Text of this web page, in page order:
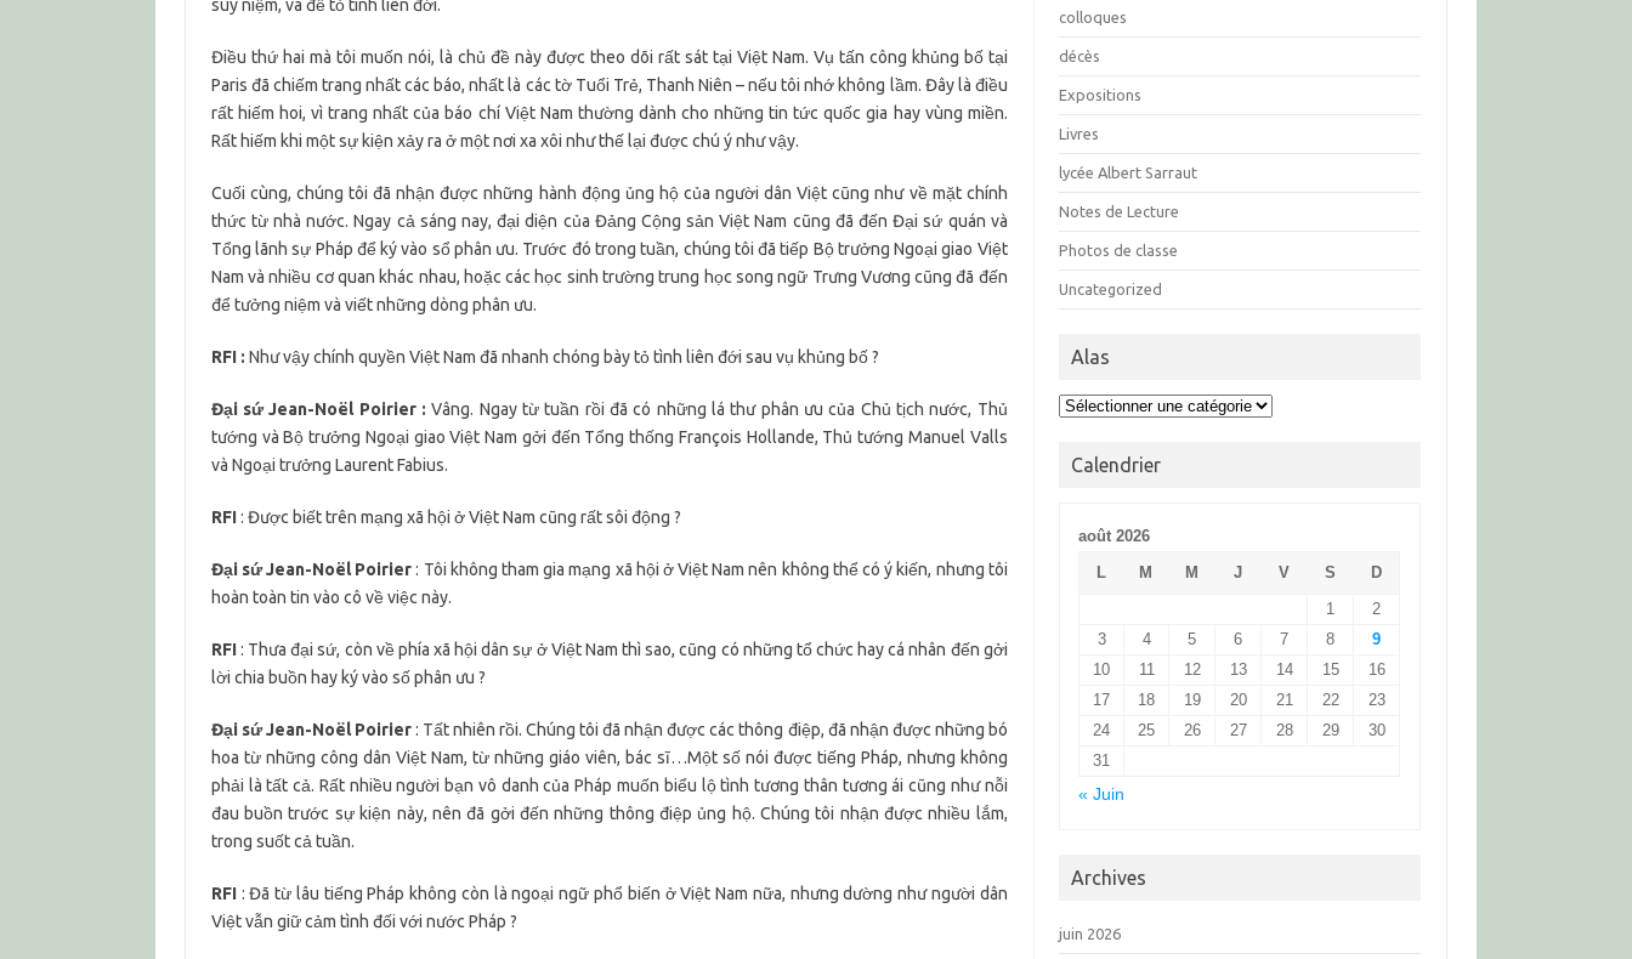
suy niệm, và để tỏ tình liên đới.
Điều thứ hai mà tôi muốn nói, là chủ đề này được theo dõi rất sát tại Việt Nam. Vụ tấn công khủng bố tại
Paris đã chiếm trang nhất các báo, nhất là các tờ Tuổi Trẻ, Thanh Niên – nếu tôi nhớ không lầm. Đây là điều
rất hiếm hoi, vì trang nhất của báo chí Việt Nam thường dành cho những tin tức quốc gia hay vùng miền.
Rất hiếm khi một sự kiện xảy ra ở một nơi xa xôi như thế lại được chú ý như vậy.
Cuối cùng, chúng tôi đã nhận được những hành động ủng hộ của người dân Việt cũng như về mặt chính
thức từ nhà nước. Ngay cả sáng nay, đại diện của Đảng Cộng sản Việt Nam cũng đã đến Đại sứ quán và
Tổng lãnh sự Pháp để ký vào sổ phân ưu. Trước đó trong tuần, chúng tôi đã tiếp Bộ trưởng Ngoại giao Việt
Nam và nhiều cơ quan khác nhau, hoặc các học sinh trường trung học song ngữ Trưng Vương cũng đã đến
để tưởng niệm và viết những dòng phân ưu.
RFI : Như vậy chính quyền Việt Nam đã nhanh chóng bày tỏ tình liên đới sau vụ khủng bố ?
Đại sứ Jean-Noël Poirier : Vâng. Ngay từ tuần rồi đã có những lá thư phân ưu của Chủ tịch nước, Thủ
tướng và Bộ trưởng Ngoại giao Việt Nam gởi đến Tổng thống François Hollande, Thủ tướng Manuel Valls
và Ngoại trưởng Laurent Fabius.
RFI: Được biết trên mạng xã hội ở Việt Nam cũng rất sôi động ?
Đại sứ Jean-Noël Poirier: Tôi không tham gia mạng xã hội ở Việt Nam nên không thể có ý kiến, nhưng tôi
hoàn toàn tin vào cô về việc này.
RFI: Thưa đại sứ, còn về phía xã hội dân sự ở Việt Nam thì sao, cũng có những tổ chức hay cá nhân đến gởi
lời chia buồn hay ký vào số phân ưu ?
Đại sứ Jean-Noël Poirier: Tất nhiên rồi. Chúng tôi đã nhận được các thông điệp, đã nhận được những bó
hoa từ những công dân Việt Nam, từ những giáo viên, bác sĩ…Một số nói được tiếng Pháp, nhưng không
phải là tất cả. Rất nhiều người bạn vô danh của Pháp muốn biểu lộ tình tương thân tương ái cũng như nỗi
đau buồn trước sự kiện này, nên đã gởi đến những thông điệp ủng hộ. Chúng tôi nhận được nhiều lắm,
trong suốt cả tuần.
RFI : Đã từ lâu tiếng Pháp không còn là ngoại ngữ phổ biến ở Việt Nam nữa, nhưng dường như người dân
Việt vẫn giữ cảm tình đối với nước Pháp ?
colloques
décès
Expositions
Livres
lycée Albert Sarraut
Notes de Lecture
Photos de classe
Uncategorized
Alas
Alas
Calendrier
août 2026
L
M M J V S
D
1
2
3
4 5 6 7 8
9
10
11 12 13 14 15
16
17
18 19 20 21 22
23
24
25 26 27 28 29
30
31
« Juin
Archives
juin 2026